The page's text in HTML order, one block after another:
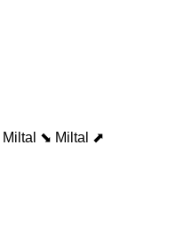
Miltal ⬊ Miltal ⬈